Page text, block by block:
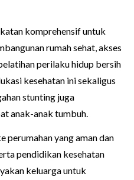
komprehensif untuk
rumah sehat, akses
perilaku hidup bersih
kesehatan ini sekaligus
stunting juga
anak-anak tumbuh.
perumahan yang aman dan
pendidikan kesehatan
keluarga untuk